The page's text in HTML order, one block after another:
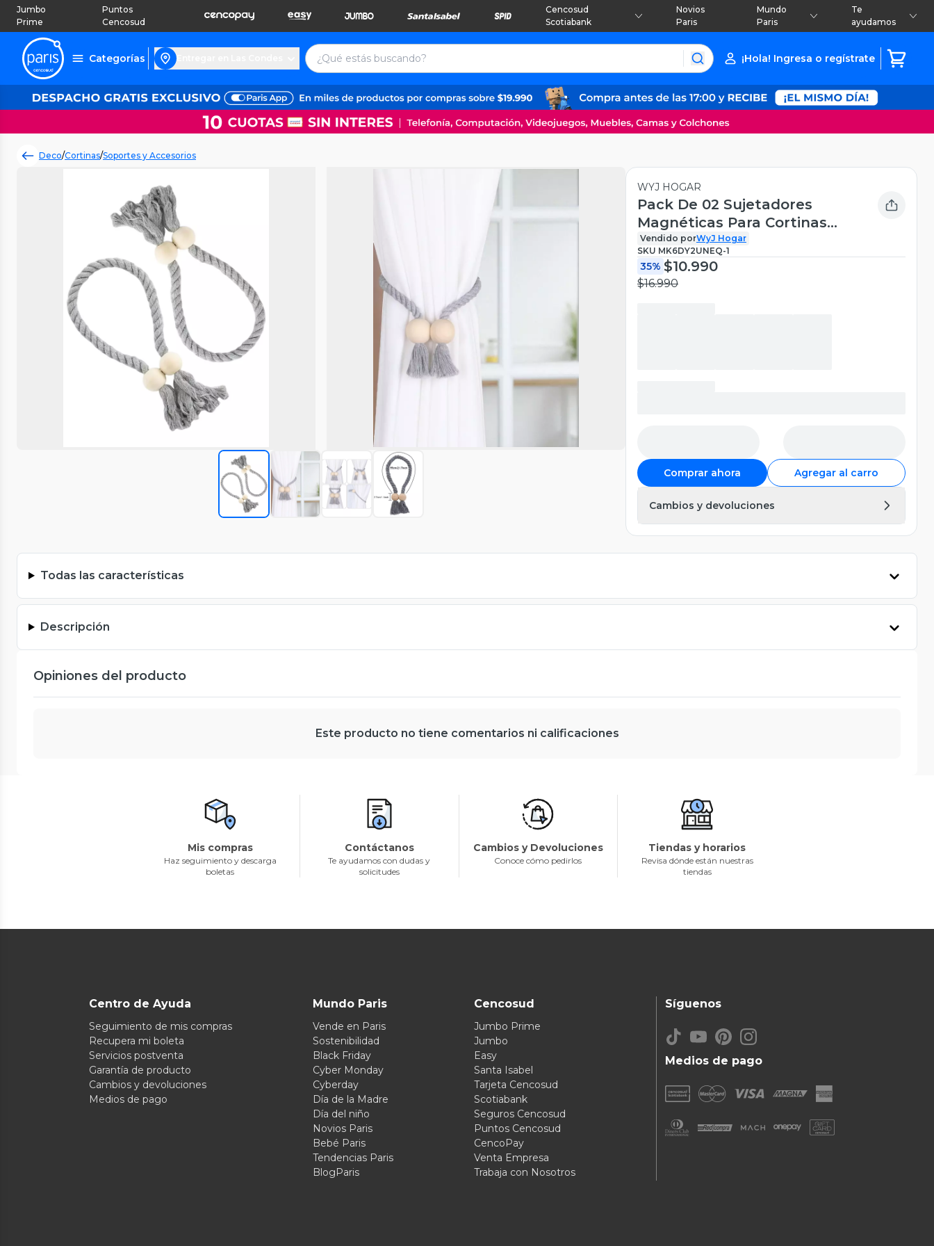
Jumbo
Prime
Puntos
Cencosud
Cencosud
Scotiabank
Novios
Paris
Mundo
Paris
Te
ayudamos
Categorías ¡Hola! Ingresa o regístrate
Deco/Cortinas/Soportes y Accesorios
WYJ HOGAR
Pack De 02 Sujetadores
Magnéticas Para Cortinas
Cuerda Gris M4
Vendido porWyJ Hogar
SKU MK6DY2UNEQ-1
35% $10.990
$16.990
Comprar ahora Agregar al carro
Cambios y devoluciones
Todas las características
Descripción
Opiniones del producto
Este producto no tiene comentarios ni calificaciones
Mis compras
Haz seguimiento y descarga
boletas
Contáctanos
Te ayudamos con dudas y
solicitudes
Cambios y Devoluciones
Conoce cómo pedirlos
Tiendas y horarios
Revisa dónde están nuestras
tiendas
Centro de Ayuda
Seguimiento de mis compras
Recupera mi boleta
Servicios postventa
Garantía de producto
Cambios y devoluciones
Medios de pago
Mundo Paris
Vende en Paris
Sostenibilidad
Black Friday
Cyber Monday
Cyberday
Día de la Madre
Día del niño
Novios Paris
Bebé Paris
Tendencias Paris
BlogParis
Cencosud
Jumbo Prime
Jumbo
Easy
Santa Isabel
Tarjeta Cencosud
Scotiabank
Seguros Cencosud
Puntos Cencosud
CencoPay
Venta Empresa
Trabaja con Nosotros
Medios de pago
Síguenos